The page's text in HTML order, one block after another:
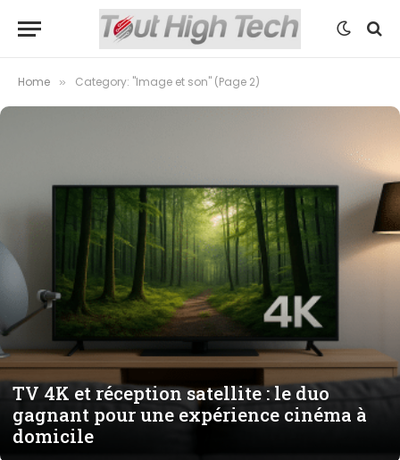
Home » Category: "Image et son" (Page 2)
TV 4K et réception satellite : le duo
gagnant pour une expérience cinéma à
domicile